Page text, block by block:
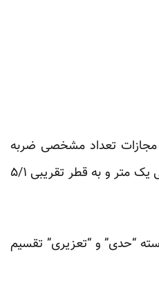
مجازات تعداد مشخصی ضربه
شلاق به بدن محکوم وارد می‌گردد. معمولا شلاق به شکل یک نوار چرمی به هم تابیده بطول تقریبی یک متر و به قطر تقریبی ۵/۱
“حدی” و “تعزیری” تقسیم